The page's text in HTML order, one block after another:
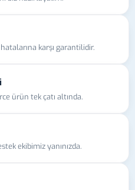
karşı garantilidir.
ürün tek çatı altında.
ekibimiz yanınızda.